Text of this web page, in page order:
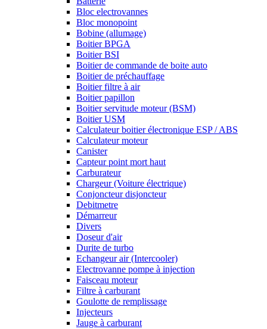
Bloc electrovannes
Bloc monopoint
Bobine (allumage)
Boitier BPGA
Boitier BSI
Boitier de commande de boite auto
Boitier de préchauffage
Boitier filtre à air
Boitier papillon
Boitier servitude moteur (BSM)
Boitier USM
Calculateur boitier électronique ESP / ABS
Calculateur moteur
Canister
Capteur point mort haut
Carburateur
Chargeur (Voiture électrique)
Conjoncteur disjoncteur
Debitmetre
Démarreur
Divers
Doseur d'air
Durite de turbo
Echangeur air (Intercooler)
Electrovanne pompe à injection
Faisceau moteur
Filtre à carburant
Goulotte de remplissage
Injecteurs
Jauge à carburant